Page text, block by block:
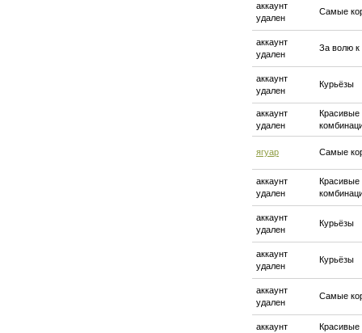
аккаунт
удален
Самые
аккаунт
удален
За волю к
аккаунт
удален
Курьёзы
аккаунт
удален
Красивые
ягуар Самые
аккаунт
удален
Красивые
аккаунт
удален
Курьёзы
аккаунт
удален
Курьёзы
аккаунт
удален
Самые
аккаунт
Красивые